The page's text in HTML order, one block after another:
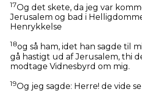
17Og det skete, da jeg var
Jerusalem og bad i
Henrykkelse
18og så ham, idet han sagde til
gå hastigt ud af Jerusalem, thi
modtage Vidnesbyrd om mig.
19Og jeg sagde: Herre! de vide